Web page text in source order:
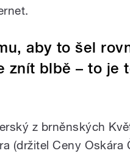
aby to šel
znít blbě – to je
z brněnských
(držitel Ceny Oskára